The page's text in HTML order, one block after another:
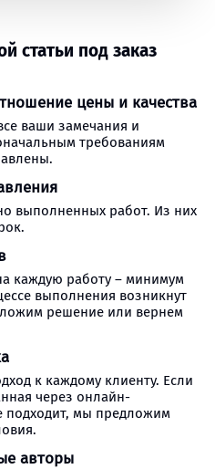
статьи под заказ
цены и качества
ваши замечания и
требованиям
выполненных работ. Из них
каждую работу – минимум
выполнения возникнут
решение или вернем
к каждому клиенту. Если
через онлайн-
подходит, мы предложим
авторы